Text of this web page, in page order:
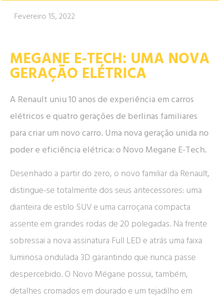
Fevereiro 15, 2022
MEGANE E-TECH: UMA NOVA
GERAÇÃO ELÉTRICA
A Renault uniu 10 anos de experiência em carros
elétricos e quatro gerações de berlinas familiares
para criar um novo carro. Uma nova geração unida no
poder e eficiência elétrica: o Novo Megane E-Tech.
Desenhado a partir do zero, o novo familiar da Renault,
distingue-se totalmente dos seus antecessores: uma
dianteira de estilo SUV e uma carroçaria compacta
assente em grandes rodas de 20 polegadas. Na frente
sobressai a nova assinatura Full LED e atrás uma faixa
luminosa ondulada 3D garantindo que nunca passe
despercebido. O Novo Mégane possui, também,
detalhes cromados em dourado e um tejadilho em